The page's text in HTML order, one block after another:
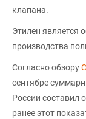
клапана.
Этилен
производства
Согласно обзору
сентябре
России составил
ранее этот